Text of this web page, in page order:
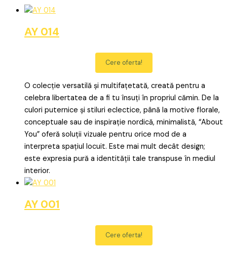
AY 014
Cere oferta!
O colecție versatilă și multifațetată, creată pentru a
celebra libertatea de a fi tu însuți în propriul cămin. De la
culori puternice și stiluri eclectice, până la motive florale,
conceptuale sau de inspirație nordică, minimalistă, “About
You” oferă soluții vizuale pentru orice mod de a
interpreta spațiul locuit. Este mai mult decât design;
este expresia pură a identității tale transpuse în mediul
interior.
AY 001
Cere oferta!